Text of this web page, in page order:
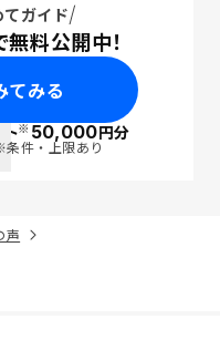
ガイド
料公開中！
てみる
ト※50,000円分
件・上限あり
声